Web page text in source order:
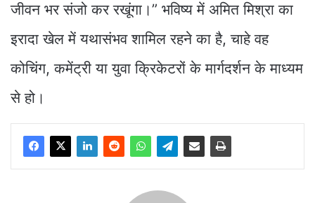
जीवन भर संजो कर रखूंगा।” भविष्य में अमित मिश्रा का
इरादा खेल में यथासंभव शामिल रहने का है, चाहे वह
कोचिंग, कमेंट्री या युवा क्रिकेटरों के मार्गदर्शन के माध्यम
से हो।